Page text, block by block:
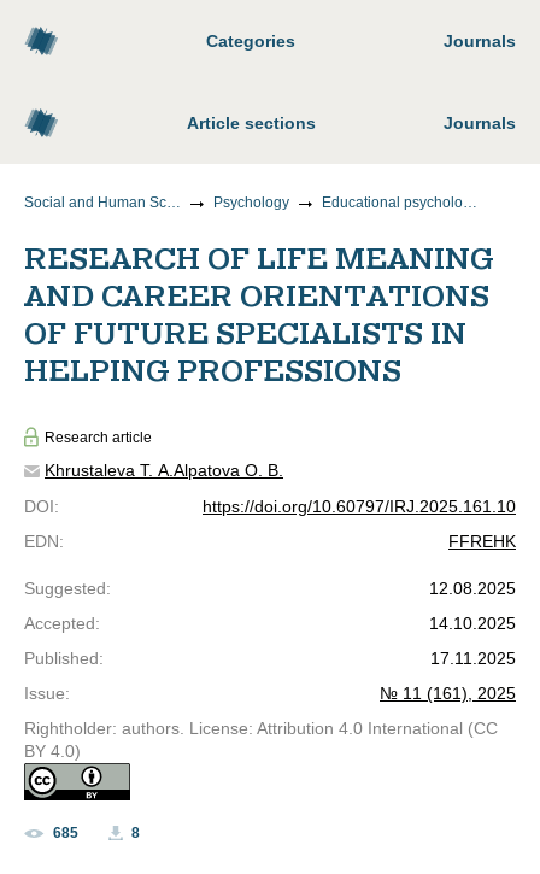
Categories Journals
Article sections Journals
Social and Human Sciences Psychology Educational psychology, psychodiagnostics of digital educational environments
RESEARCH OF LIFE MEANING
AND CAREER ORIENTATIONS
OF FUTURE SPECIALISTS IN
HELPING PROFESSIONS
Research article
Khrustaleva T. A. Alpatova O. B.
DOI:
https://doi.org/10.60797/IRJ.2025.161.10
EDN: FFREHK
Suggested:
12.08.2025
Accepted:
14.10.2025
Published:
17.11.2025
Issue:
№ 11 (161), 2025
Rightholder: authors. License: Attribution 4.0 International (CC
BY 4.0)
685 8